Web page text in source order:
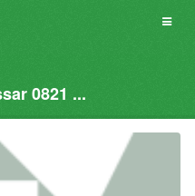
0821 ...